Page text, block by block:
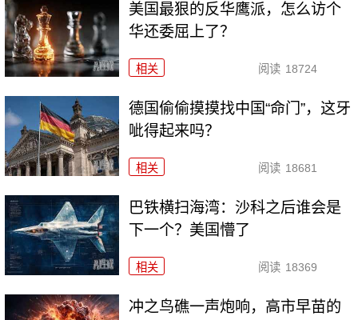
美国最狠的反华鹰派，怎么访个
华还委屈上了？
相关 阅读 18724
德国偷偷摸摸找中国“命门”，这牙
呲得起来吗？
相关 阅读 18681
巴铁横扫海湾：沙科之后谁会是
下一个？美国懵了
相关 阅读 18369
冲之鸟礁一声炮响，高市早苗的